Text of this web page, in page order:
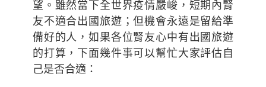
望。雖然當下全世界疫情嚴峻，短期內腎
友不適合出國旅遊；但機會永遠是留給準
備好的人，如果各位腎友心中有出國旅遊
的打算，下面幾件事可以幫忙大家評估自
己是否合適：